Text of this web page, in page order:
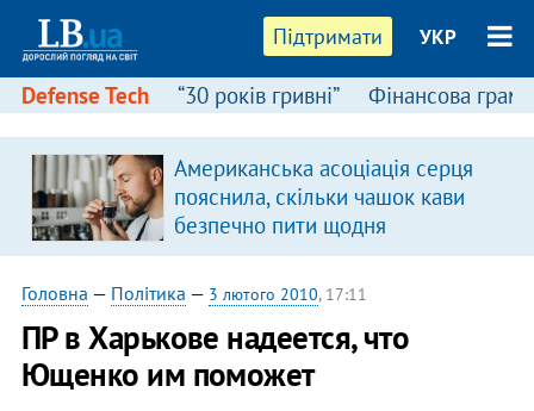
Підтримати УКР
Defense Tech “30 років гривні” Фінансова
Американська асоціація серця
пояснила, скільки чашок кави
безпечно пити щодня
Головна — Політика — 3 лютого 2010, 17:11
ПР в Харькове надеется, что
Ющенко им поможет